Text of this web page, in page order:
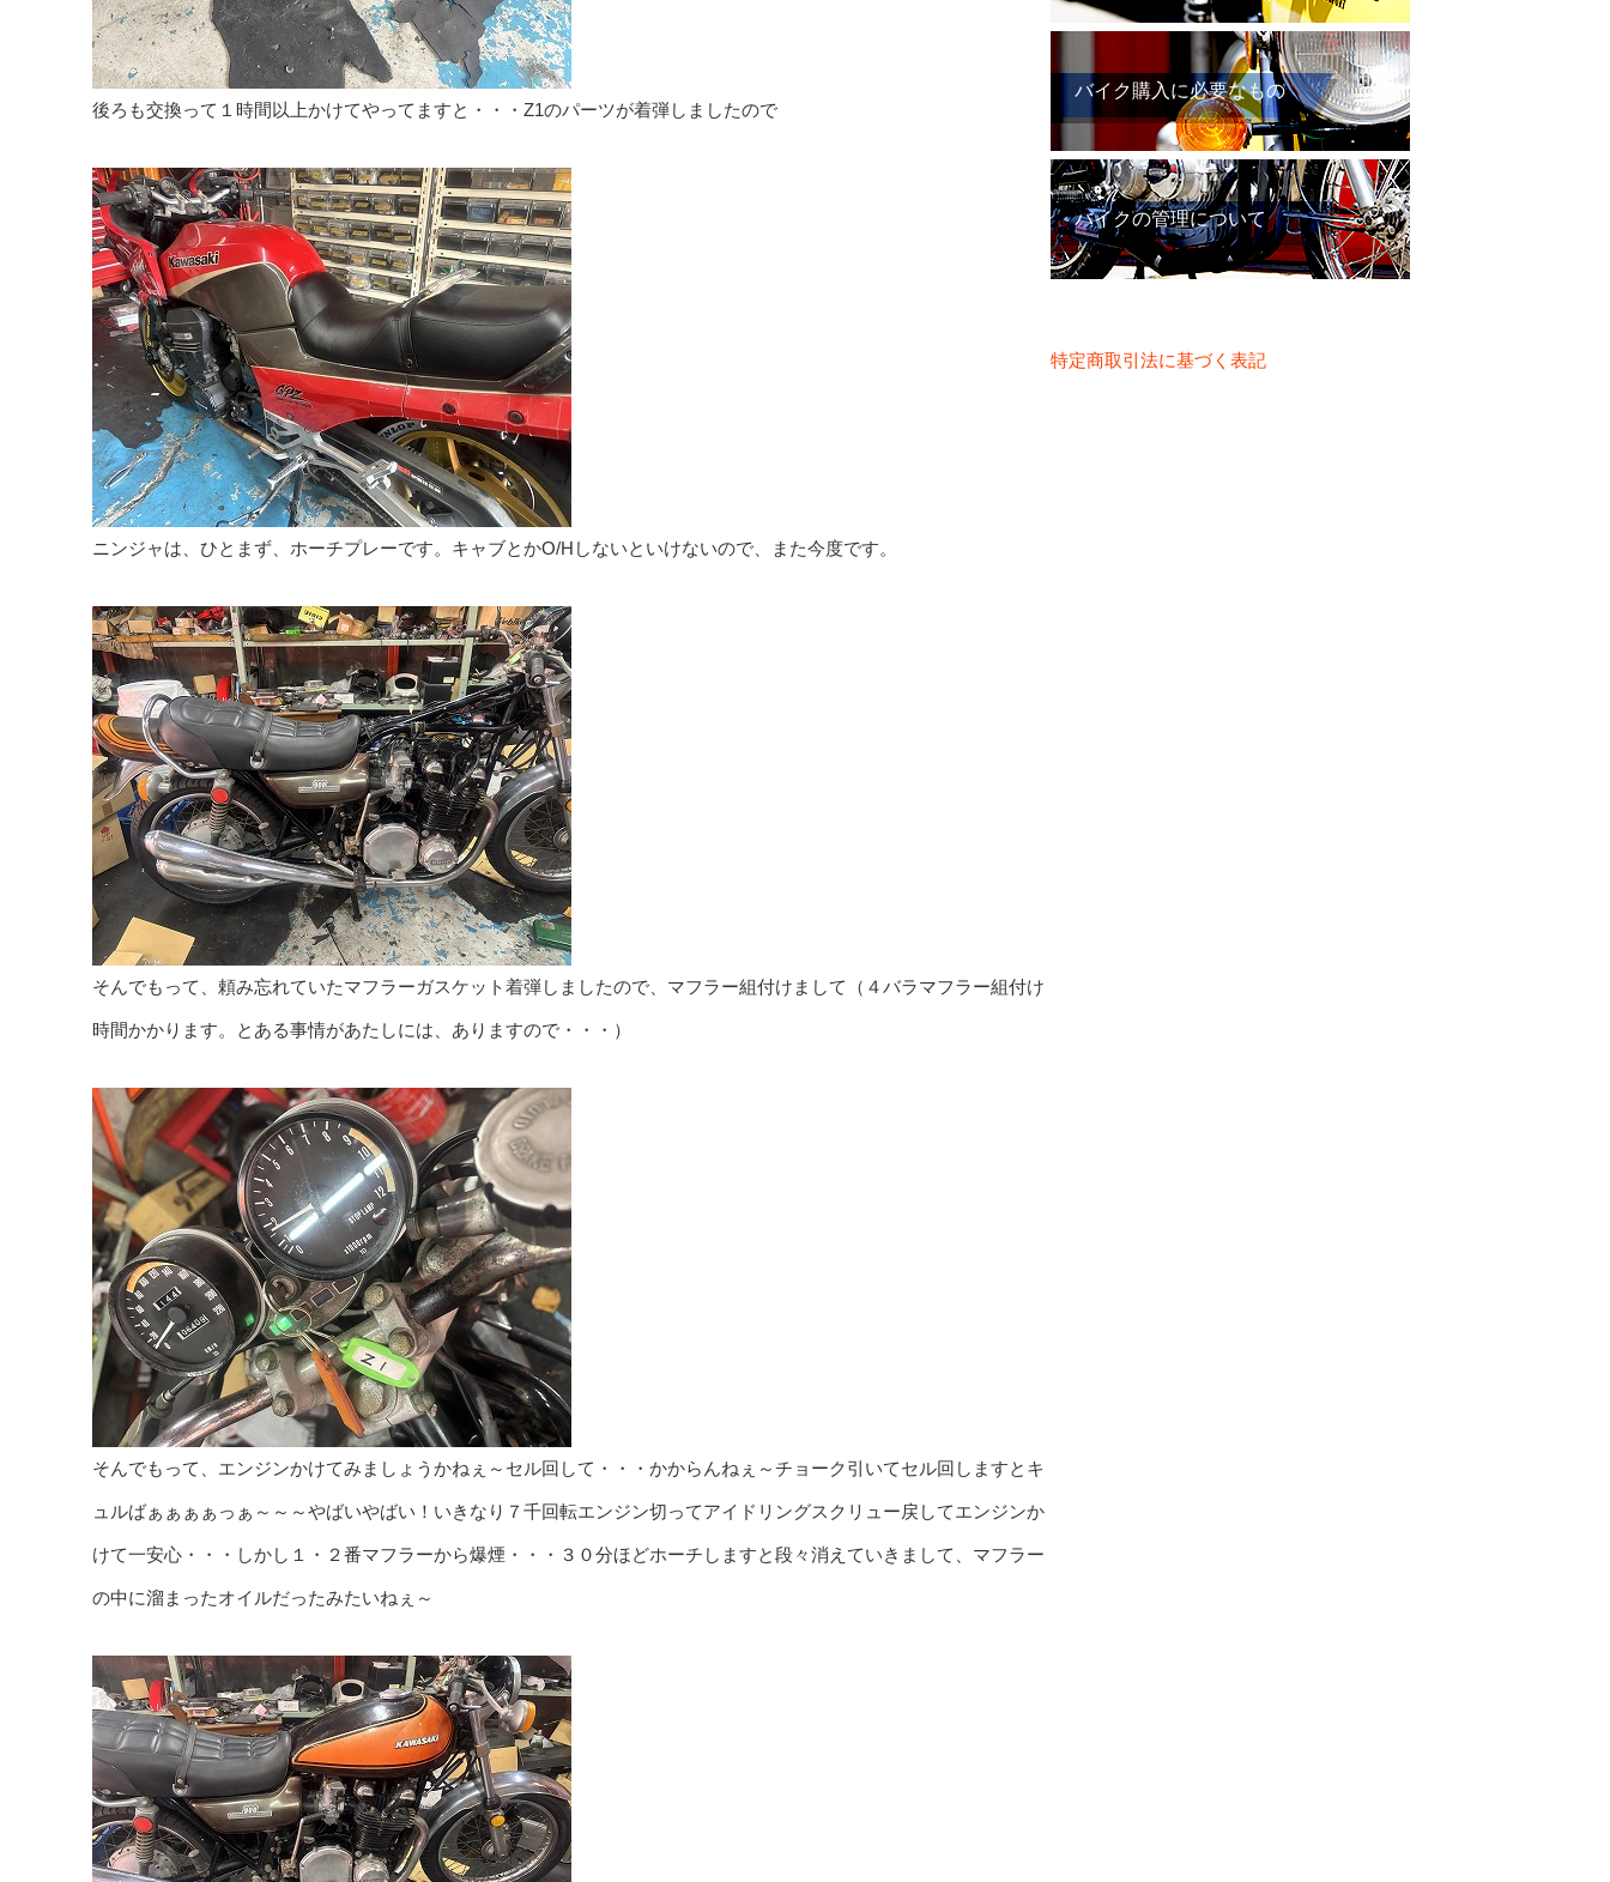
後ろも交換って１時間以上かけてやってますと・・・Z1のパーツが着弾しましたので
ニンジャは、ひとまず、ホーチプレーです。キャブとかO/Hしないといけないので、また今度です。
そんでもって、頼み忘れていたマフラーガスケット着弾しましたので、マフラー組付けまして（４バラマフラー組付け
時間かかります。とある事情があたしには、ありますので・・・）
そんでもって、エンジンかけてみましょうかねぇ～セル回して・・・かからんねぇ～チョーク引いてセル回しますとキ
ュルばぁぁぁぁっぁ～～～やばいやばい！いきなり７千回転エンジン切ってアイドリングスクリュー戻してエンジンか
けて一安心・・・しかし１・２番マフラーから爆煙・・・３０分ほどホーチしますと段々消えていきまして、マフラー
の中に溜まったオイルだったみたいねぇ～
バイク購入に必要なもの
バイクの管理について
特定商取引法に基づく表記